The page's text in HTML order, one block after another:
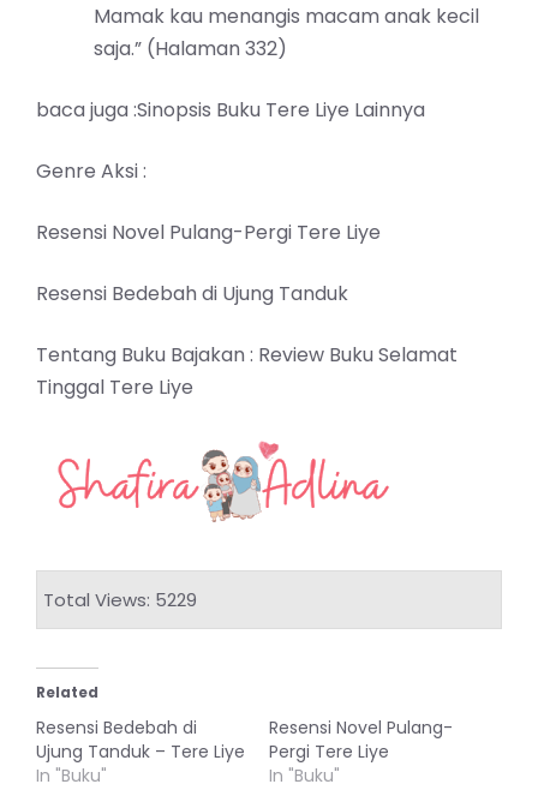
Mamak kau menangis macam anak kecil
saja.” (Halaman 332)
baca juga :Sinopsis Buku Tere Liye Lainnya
Genre Aksi :
Resensi Novel Pulang-Pergi Tere Liye
Resensi Bedebah di Ujung Tanduk
Tentang Buku Bajakan : Review Buku Selamat
Tinggal Tere Liye
Total Views: 5229
Related
Resensi Bedebah di
Ujung Tanduk – Tere Liye
In "Buku"
Resensi Novel Pulang-
Pergi Tere Liye
In "Buku"